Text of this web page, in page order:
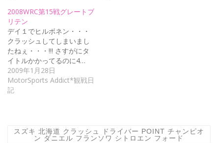
2008WRC第15戦グレートブ
リテン
デイ１でヒルボネン・・・
クラッシュしてしまいまし
たねぇ・・・!!! さすがにタ
イトルかかってるのに4…
2009年1月28日
MotorSports Addict*観戦日
記
スズキ 北海道 クラッシュ ドライバー POINT チャンピオ
ン ダニエル フランソワ シトロエン フォード